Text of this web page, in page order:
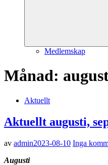
Medlemskap
Månad:
Aktuellt
Aktuellt augusti,
av admin2023-08-10 Inga
Augusti